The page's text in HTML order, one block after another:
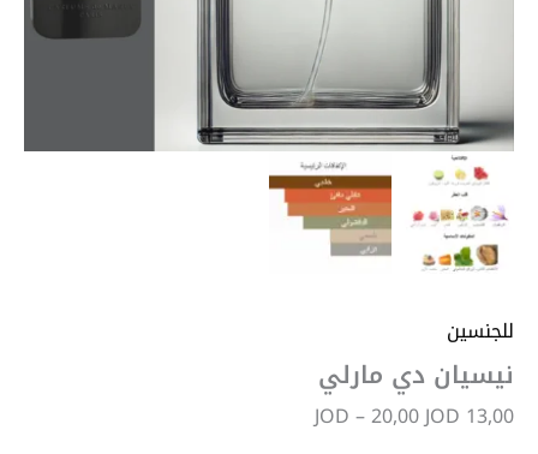
للجنسين
نيسيان دي مارلي
13,00
JOD–20,00JOD